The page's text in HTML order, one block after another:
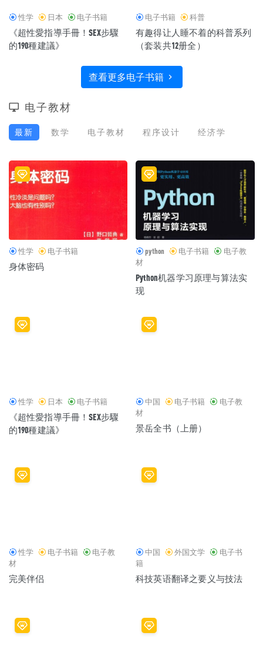
性学 日本 电子书籍
《超性愛指導手冊！SEX步驟
的190種建議》
电子书籍 科普
有趣得让人睡不着的科普系列
（套装共12册全）
查看更多电子书籍
电子教材
最新 数学 电子教材 程序设计 经济学
性学 电子书籍
身体密码
python 电子书籍
电子教
材
Python机器学习原理与算法实
现
性学 日本 电子书籍
《超性愛指導手冊！SEX步驟
的190種建議》
中国 电子书籍
电子教
材
景岳全书（上册）
性学 电子书籍
电子教
材
完美伴侣
中国 外国文学
电子书
籍
科技英语翻译之要义与技法